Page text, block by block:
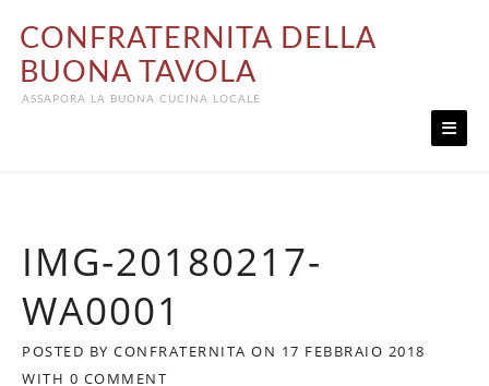
content
CONFRATERNITA DELLA
BUONA TAVOLA
ASSAPORA LA BUONA CUCINA LOCALE
IMG-20180217-
WA0001
POSTED BY CONFRATERNITA ON 17 FEBBRAIO 2018
WITH 0 COMMENT